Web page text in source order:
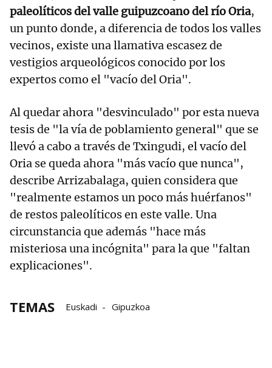
paleolíticos del valle guipuzcoano del río Oria,
un punto donde, a diferencia de todos los valles
vecinos, existe una llamativa escasez de
vestigios arqueológicos conocido por los
expertos como el "vacío del Oria".
Al quedar ahora "desvinculado" por esta nueva
tesis de "la vía de poblamiento general" que se
llevó a cabo a través de Txingudi, el vacío del
Oria se queda ahora "más vacío que nunca",
describe Arrizabalaga, quien considera que
"realmente estamos un poco más huérfanos"
de restos paleolíticos en este valle. Una
circunstancia que además "hace más
misteriosa una incógnita" para la que "faltan
explicaciones".
TEMAS Euskadi Gipuzkoa